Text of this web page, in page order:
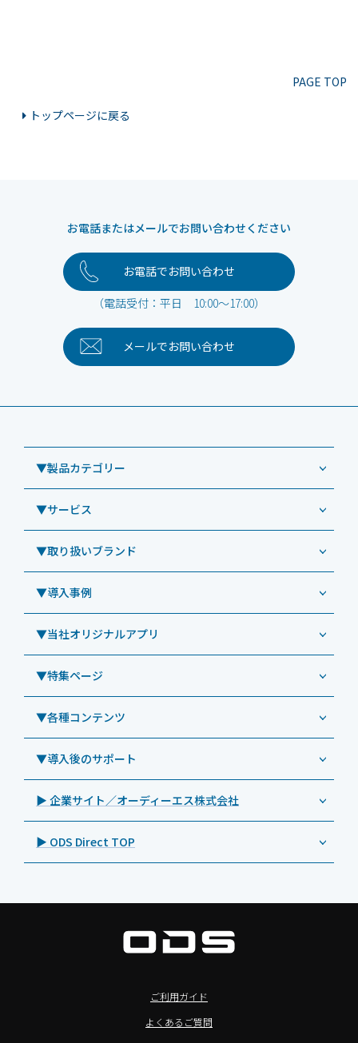
PAGE TOP
トップページに戻る
お電話またはメールでお問い合わせください
お電話でお問い合わせ
（電話受付：平日 10:00～17:00）
メールでお問い合わせ
▼製品カテゴリー
業務用タブレット
Windowsタブレット TW2A-NF9LTA
Windowsタブレット TW2A-N9LTA
Windowsタブレット TW2A-N9LT
Windowsタブレット TW2A-E9LT
Androidタブレット TA2C-NF8
Androidタブレット TA2C-NF8BL
Androidタブレット TA2C-CS8
Androidタブレット TA2C-CS8BL
Androidタブレット TA2C-DR94G
Androidタブレット TA2C-M8AC
Androidタブレット TA2C-M8
デジタルホワイトボード／電子黒板
▼サービス
コールセンター
CRMシステム「カイゼンコール」
リペアサービス
教育機関向けiPad修理パック
社内ヘルプデスク代行サービス
教育機関向けiPad管理運用パック
教育機関向けICT支援ソリューション
教育機関向けネットワーク機器導入保守
キッティング
自治体向けDXソリューションサービス
法人向けiPad修理＆デバイス買取サービス
▼取り扱いブランド
ODS（オーディーエス）
LG（エルジー）
ViewSonic（ビューソニック）
PHILIPS（フィリップス）
DynaScan（ダイナスキャン）
SAMSUNG（サムスン）
Goodview（グッドビュー）
Cloudpoint（クラウドポイント）
BenQ（ベンキュー）
Magconn（マグコン）
BIAMP ／ Apart Audio（バイアンプ）
SpeakerCraft（スピーカークラフト）
▼導入事例
導入事例（業務用タブレット、デジタルサイネージほか）
事例：業務用タブレット端末
事例：業務用サイネージ・プロジェクター
事例：業務用オーディオ・その他AV機器
事例：サービス
▼当社オリジナルアプリ
業務効率化アプリ「NFCオプティマイザー」
サポート支援アプリ「ログ送信アプリ」
MDMアプリ「Tablet Control」
▼特集ページ
業務用タブレット
>特長1：USB Type-Aポート
>特長2：microHDMIポート
>特長3：AC常時給電タイプ
>飲食向けタブレット
>ホテル向けタブレット
>NFCタブレット
>Windowsタブレット
オーディーエスが選ばれる理由
▼各種コンテンツ
特集記事
製品カタログ
プレスリリース
製品写真
▼導入後のサポート
オーディーエスPCカスタマーセンター
▶ 企業サイト／オーディーエス株式会社
▶ ODS Direct TOP
ご利用ガイド
よくあるご質問